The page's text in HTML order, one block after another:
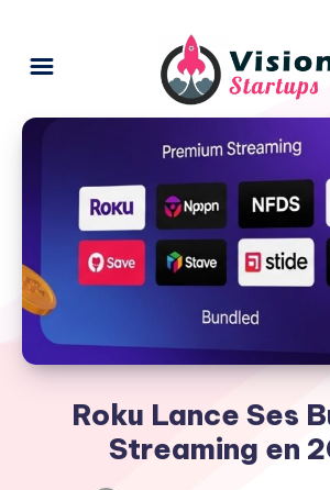
Roku Lance Ses
Streaming en